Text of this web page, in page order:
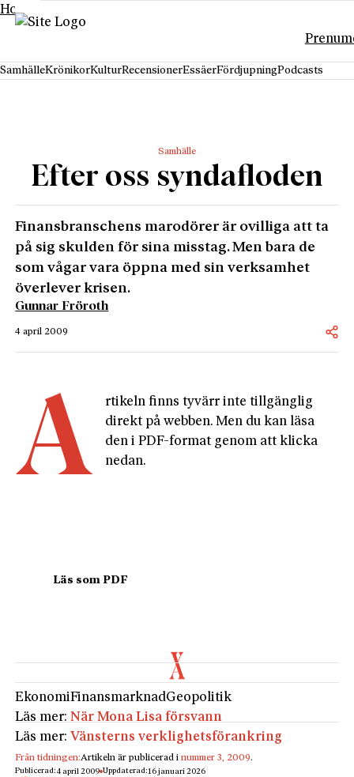
Hoppa till innehåll
SamhälleKrönikorKulturRecensionerEssäerFördjupningPodcasts
Samhälle
Efter oss syndafloden
Finansbranschens marodörer är ovilliga att ta
på sig skulden för sina misstag. Men bara de
som vågar vara öppna med sin verksamhet
överlever krisen.
Gunnar Fröroth
4 april 2009
A
rtikeln finns tyvärr inte tillgänglig
direkt på webben. Men du kan läsa
den i PDF-format genom att klicka
nedan.
EkonomiFinansmarknadGeopolitik
Läs mer:När Mona Lisa försvann
Läs mer: Vänsterns verklighetsförankring
Från tidningen:Artikeln är publicerad inummer 3, 2009.
Publicerad:4 april 2009 Uppdaterad:16 januari 2026